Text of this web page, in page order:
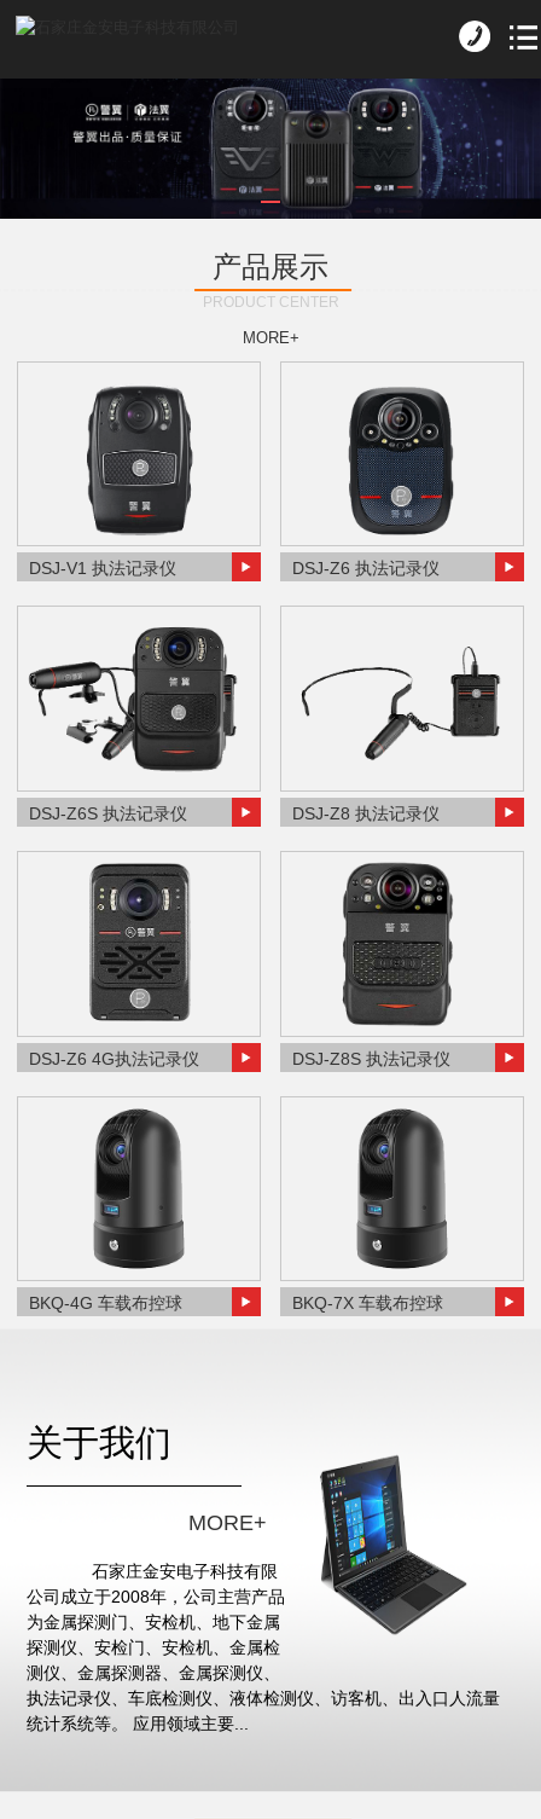
产品展示
PRODUCT CENTER
MORE+
DSJ-V1 执法记录仪 DSJ-Z6 执法记录仪
DSJ-Z6S 执法记录仪 DSJ-Z8 执法记录仪
DSJ-Z6 4G执法记录仪 DSJ-Z8S 执法记录仪
BKQ-4G 车载布控球 BKQ-7X 车载布控球
关于我们
MORE+
石家庄金安电子科技有限
公司成立于2008年，公司主营产品
为金属探测门、安检机、地下金属
探测仪、安检门、安检机、金属检
测仪、金属探测器、金属探测仪、
执法记录仪、车底检测仪、液体检测仪、访客机、出入口人流量
统计系统等。 应用领域主要...